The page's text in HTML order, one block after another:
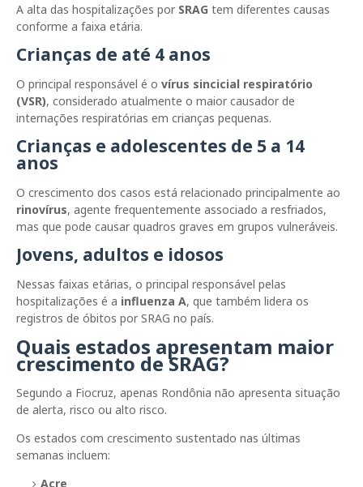
A alta das hospitalizações por SRAG tem diferentes causas
conforme a faixa etária.
Crianças de até 4 anos
O principal responsável é o vírus sincicial respiratório
(VSR), considerado atualmente o maior causador de
internações respiratórias em crianças pequenas.
Crianças e adolescentes de 5 a 14
anos
O crescimento dos casos está relacionado principalmente ao
rinovírus, agente frequentemente associado a resfriados,
mas que pode causar quadros graves em grupos vulneráveis.
Jovens, adultos e idosos
Nessas faixas etárias, o principal responsável pelas
hospitalizações é a influenza A, que também lidera os
registros de óbitos por SRAG no país.
Quais estados apresentam maior
crescimento de SRAG?
Segundo a Fiocruz, apenas Rondônia não apresenta situação
de alerta, risco ou alto risco.
Os estados com crescimento sustentado nas últimas
semanas incluem:
Acre